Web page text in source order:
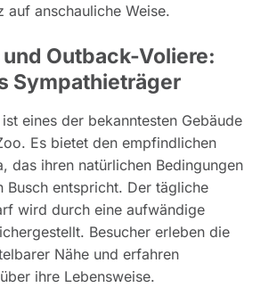
auf anschauliche Weise.
und Outback-Voliere:
Sympathieträger
ist eines der bekanntesten Gebäude
Es bietet den empfindlichen
das ihren natürlichen Bedingungen
Busch entspricht. Der tägliche
wird durch eine aufwändige
Besucher erleben die
Nähe und erfahren
ihre Lebensweise.